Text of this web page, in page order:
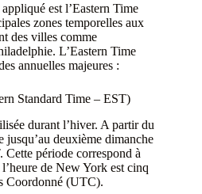
est l’Eastern Time
zones temporelles aux
des villes comme
L’Eastern Time
annuelles majeures :
Standard Time – EST)
durant l’hiver. A partir du
jusqu’au deuxième dimanche
période correspond à
de New York est cinq
Coordonné (UTC).